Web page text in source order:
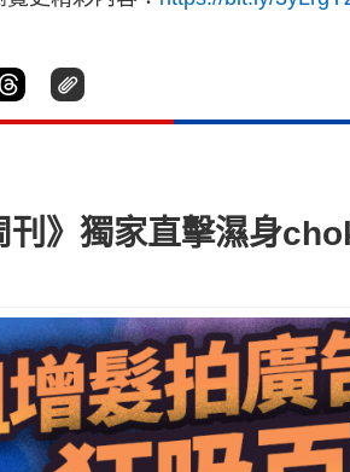
》獨家直擊濕身